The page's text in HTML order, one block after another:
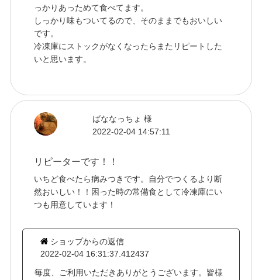
っかりあっためて食べてます。
しっかり味もついてるので、そのままでもおいしい
です。
冷凍庫にストックがなくなったらまたリピートした
いと思います。
ばななっちょ 様
2022-02-04 14:57:11
リピーターです！！
いちど食べたら病みつきです。自分でつくるより断
然おいしい！！困った時の常備食として冷凍庫にい
つも用意しています！
ショップからの返信
2022-02-04 16:31:37.412437
毎度、ご利用いただきありがとうございます。皆様